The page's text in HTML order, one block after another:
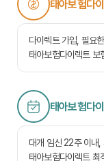
태아보험다
다이렉트 가입, 필요
태아보험다이렉트 보
태아보험다
대개 임신 22주 이내,
태아보험다이렉트 최